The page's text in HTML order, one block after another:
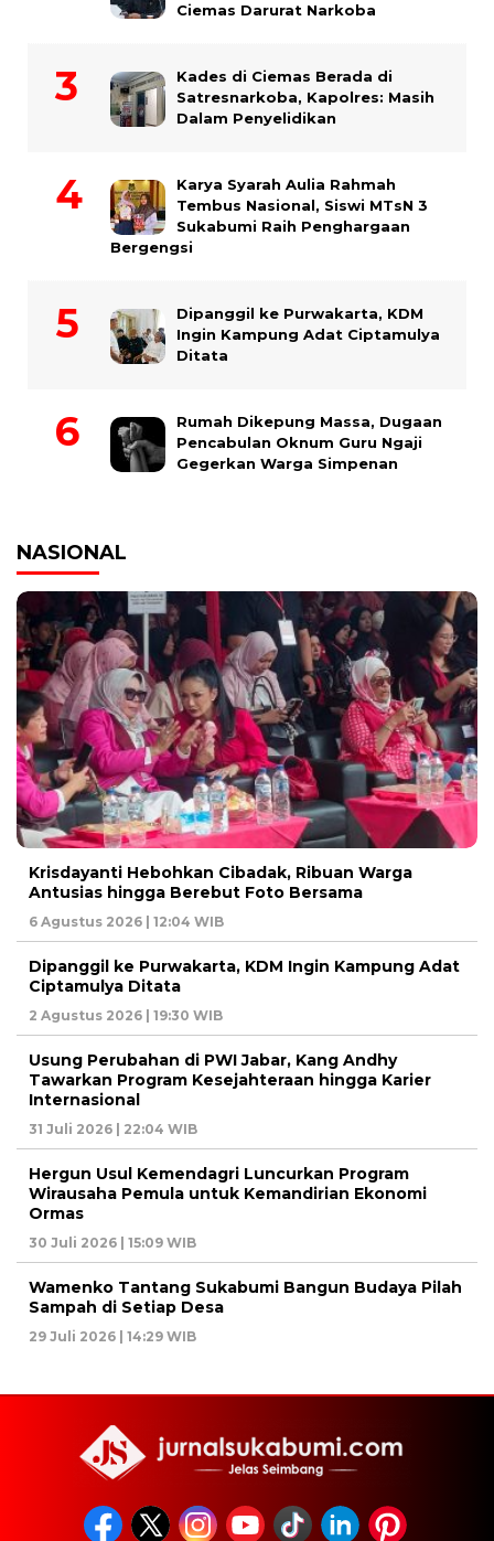
Ciemas Darurat Narkoba
Kades di Ciemas Berada di
Satresnarkoba, Kapolres: Masih
Dalam Penyelidikan
Karya Syarah Aulia Rahmah
Tembus Nasional, Siswi MTsN 3
Sukabumi Raih Penghargaan
Bergengsi
Dipanggil ke Purwakarta, KDM
Ingin Kampung Adat Ciptamulya
Ditata
Rumah Dikepung Massa, Dugaan
Pencabulan Oknum Guru Ngaji
Gegerkan Warga Simpenan
NASIONAL
Krisdayanti Hebohkan Cibadak, Ribuan Warga
Antusias hingga Berebut Foto Bersama
6 Agustus 2026 | 12:04 WIB
Dipanggil ke Purwakarta, KDM Ingin Kampung Adat
Ciptamulya Ditata
2 Agustus 2026 | 19:30 WIB
Usung Perubahan di PWI Jabar, Kang Andhy
Tawarkan Program Kesejahteraan hingga Karier
Internasional
31 Juli 2026 | 22:04 WIB
Hergun Usul Kemendagri Luncurkan Program
Wirausaha Pemula untuk Kemandirian Ekonomi
Ormas
30 Juli 2026 | 15:09 WIB
Wamenko Tantang Sukabumi Bangun Budaya Pilah
Sampah di Setiap Desa
29 Juli 2026 | 14:29 WIB